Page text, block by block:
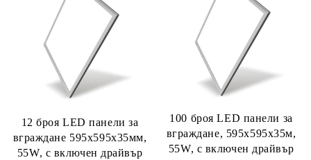
12 броя LED панели за
вграждане 595х595х35мм,
55W, с включен драйвър
100 броя LED панели за
вграждане, 595х595х35м,
55W, с включен драйвър